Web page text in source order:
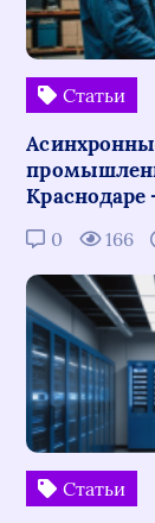
Статьи
0 166
Статьи